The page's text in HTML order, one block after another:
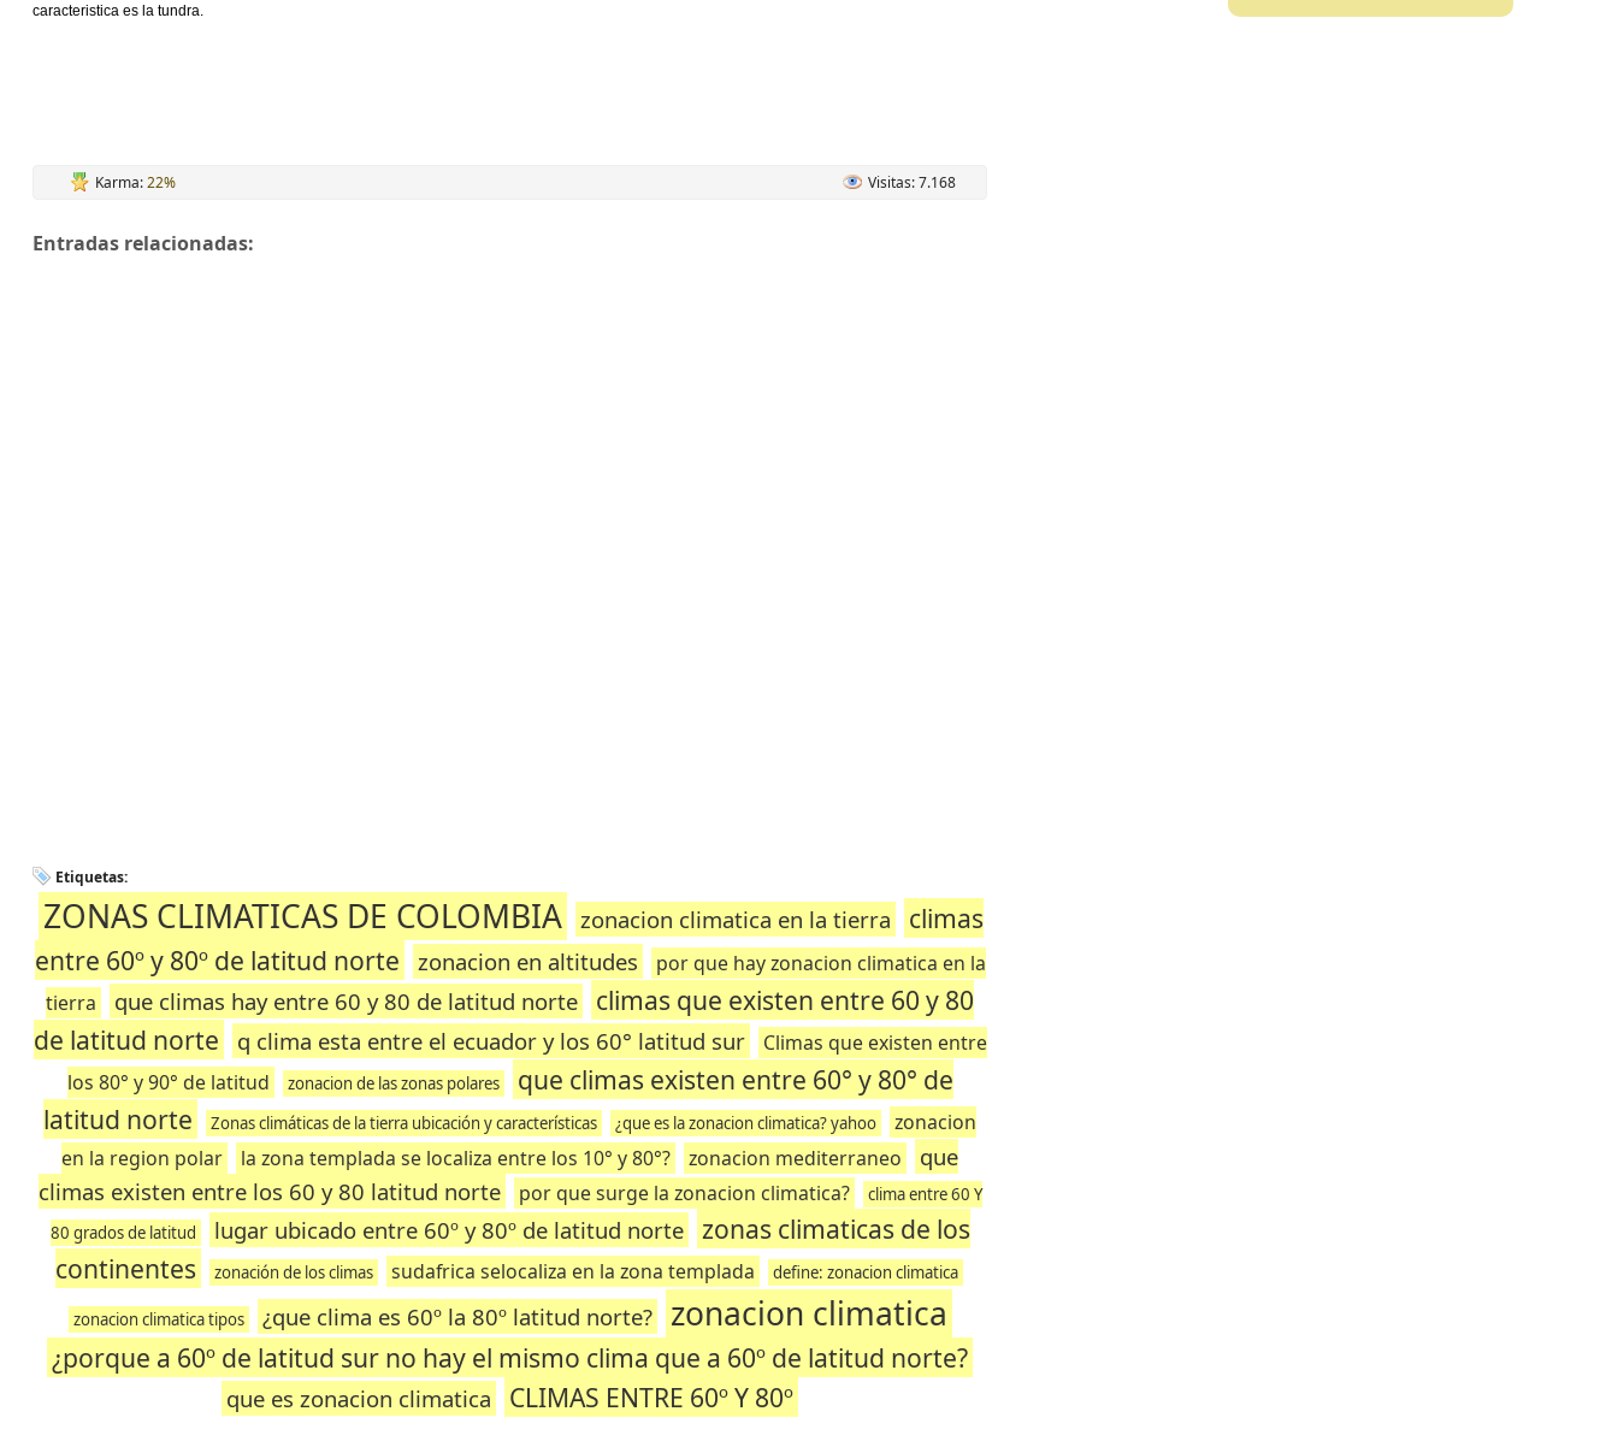
caracteristica es la tundra.
Karma:22% Visitas: 7.168
Entradas relacionadas:
Etiquetas:
ZONAS CLIMATICAS DE COLOMBIA zonacion climatica en la tierra
climas
entre 60º y 80º de latitud norte
zonacion en altitudes
por que hay zonacion climatica en la
tierra
que climas hay entre 60 y 80 de latitud norte
climas que existen entre 60 y 80
de latitud norte
q clima esta entre el ecuador y los 60° latitud sur
Climas que existen entre
los 80° y 90° de latitud
zonacion de las zonas polares
que climas existen entre 60° y 80° de
latitud norte
Zonas climáticas de la tierra ubicación y características ¿que es la zonacion climatica? yahoo
zonacion
en la region polar
la zona templada se localiza entre los 10° y 80°? zonacion mediterraneo
que
climas existen entre los 60 y 80 latitud norte
por que surge la zonacion climatica?
clima entre 60 Y
80 grados de latitud
lugar ubicado entre 60º y 80º de latitud norte
zonas climaticas de los
continentes
zonación de los climas sudafrica selocaliza en la zona templada define: zonacion climatica
zonacion climatica tipos ¿que clima es 60º la 80º latitud norte? zonacion climatica
¿porque a 60º de latitud sur no hay el mismo clima que a 60º de latitud norte?
que es zonacion climatica CLIMAS ENTRE 60º Y 80º